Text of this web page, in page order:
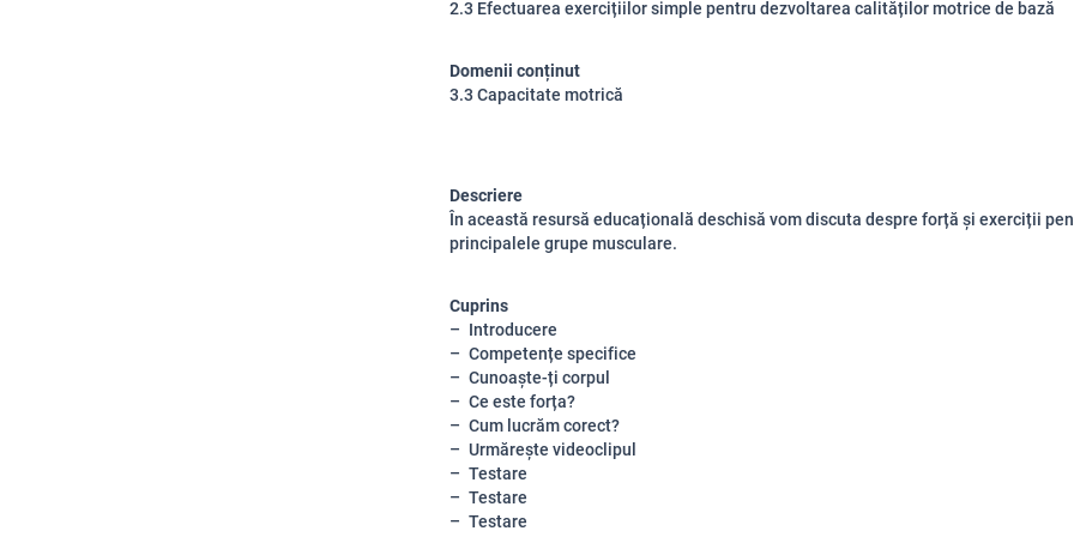
2.3 Efectuarea exercițiilor simple pentru dezvoltarea calităților motrice de bază
Domenii conținut
3.3 Capacitate motrică
Descriere
În această resursă educațională deschisă vom discuta despre forță și exerciții
principalele grupe musculare.
Cuprins
Introducere
Competențe specifice
Cunoaște-ți corpul
Ce este forța?
Cum lucrăm corect?
Urmărește videoclipul
Testare
Testare
Testare